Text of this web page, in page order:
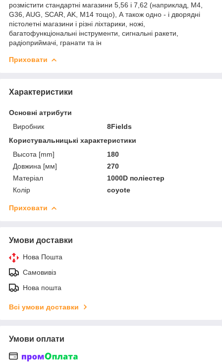
розмістити стандартні магазини 5,56 і 7,62 (наприклад, M4,
G36, AUG, SCAR, AK, M14 тощо), А також одно - і дворядні
пістолетні магазини і різні ліхтарики, ножі,
багатофункціональні інструменти, сигнальні ракети,
радіоприймачі, гранати та ін
Приховати
Характеристики
Основні атрибути
Виробник
8Fields
Користувальницькі характеристики
Высота [mm]
180
Довжина [мм]
270
Матеріал
1000D поліестер
Колір
coyote
Приховати
Умови доставки
Нова Пошта
Самовивіз
Нова пошта
Всі умови доставки
Умови оплати